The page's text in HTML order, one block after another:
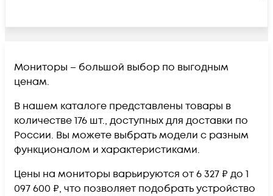
Мониторы – большой выбор по выгодным
ценам.
В нашем каталоге представлены товары в
количестве 176 шт., доступных для доставки по
России. Вы можете выбрать модели с разным
функционалом и характеристиками.
Цены на мониторы варьируются от 6 327 ₽ до 1
097 600 ₽, что позволяет подобрать устройство